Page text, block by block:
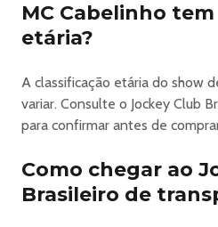
🔈 ARENA
Onde rola a prorrogação!
totalmente fechada, com ar
acústico para a festa rolar até
♾️ PACOTE
* MEIA / MEIA SOLIDÁRIA:
estudantes, menores de 21
PCDs com acompanhante,
MC Cabelinho
etária?
A classificação etária do show
variar. Consulte o Jockey Club
para confirmar antes de
Como chegar ao
Brasileiro de